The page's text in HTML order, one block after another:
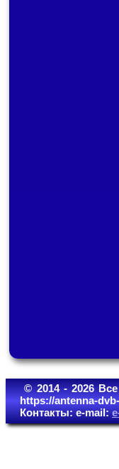
© 2014 - 2026 Все
https://antenna-
Контакты: e-mail: